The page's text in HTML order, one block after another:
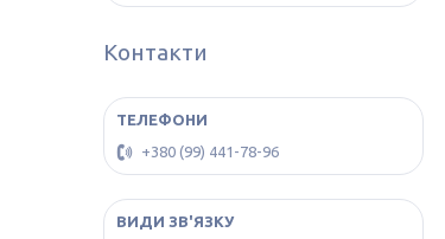
Контакти
+380 (99) 441-78-96